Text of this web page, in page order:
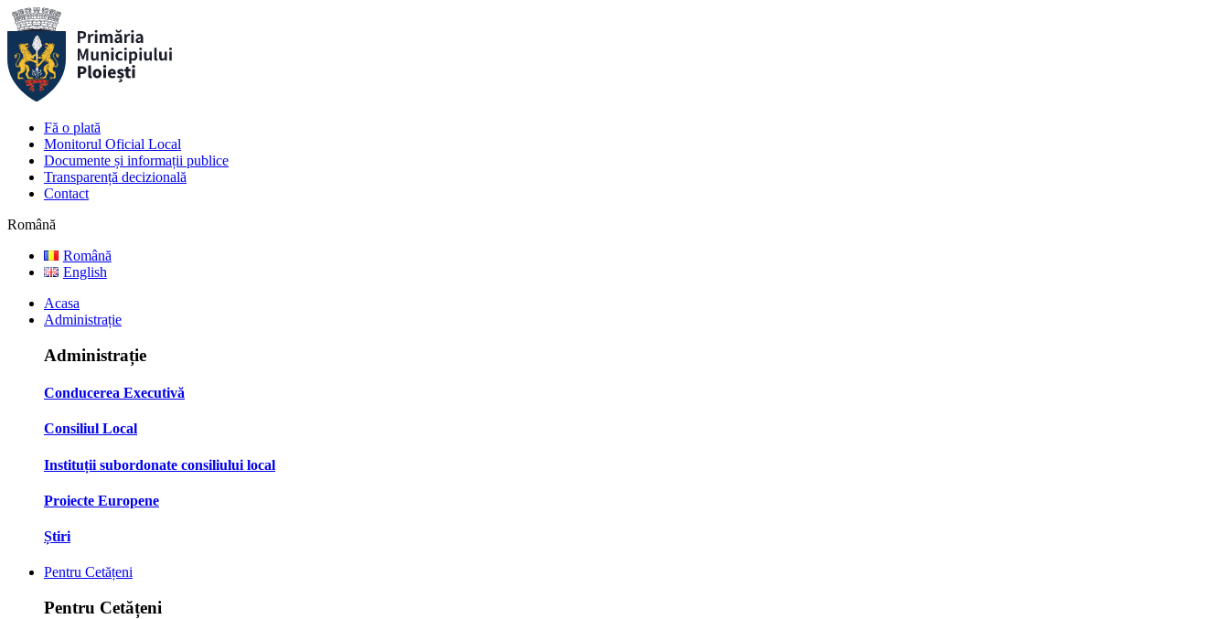
Fă o plată
Monitorul Oficial Local
Documente și informații publice
Transparență decizională
Contact
Română
Română
English
Acasa
Administrație
Administrație
Conducerea Executivă
Consiliul Local
Instituții subordonate consiliului local
Proiecte Europene
Știri
Pentru Cetățeni
Pentru Cetățeni